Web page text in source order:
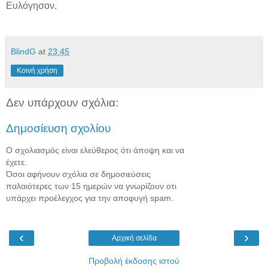
Ευλόγησον.
BlindG at 23:45
Κοινή χρήση
Δεν υπάρχουν σχόλια:
Δημοσίευση σχολίου
Ο σχολιασμός είναι ελεύθερος ότι άποψη και να
έχετε.
Όσοι αφήνουν σχόλια σε δημοσιεύσεις
παλαιότερες των 15 ημερών να γνωρίζουν οτι
υπάρχει προέλεγχος για την αποφυγή spam.
‹ ›
Αρχική σελίδα
Προβολή έκδοσης ιστού